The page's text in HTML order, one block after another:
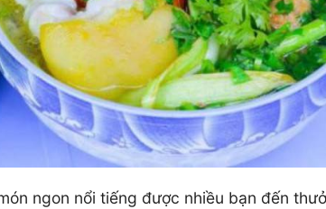
ngon nổi tiếng được nhiều bạn đến